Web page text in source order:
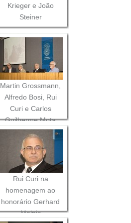
Krieger e João
Steiner
Martin Grossmann,
Alfredo Bosi, Rui
Curi e Carlos
Guilherme Mota
Rui Curi na
homenagem ao
honorário Gerhard
Malnic